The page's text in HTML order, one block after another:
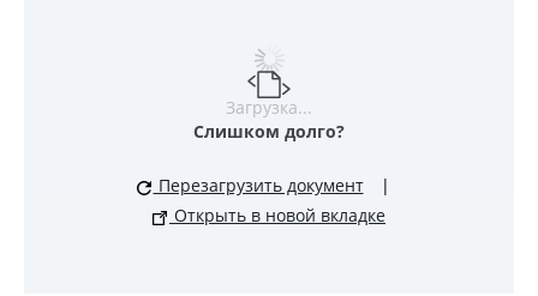
Загрузка...
Слишком долго?
Перезагрузить документ
|
Открыть в новой вкладке